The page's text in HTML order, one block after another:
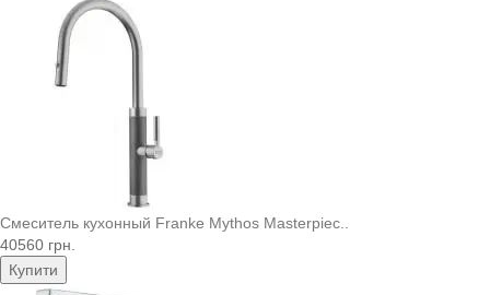
Смеситель кухонный Franke Mythos Masterpiec..
40560 грн.
Купити